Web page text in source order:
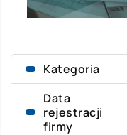
Kategoria
Data
rejestracji
firmy